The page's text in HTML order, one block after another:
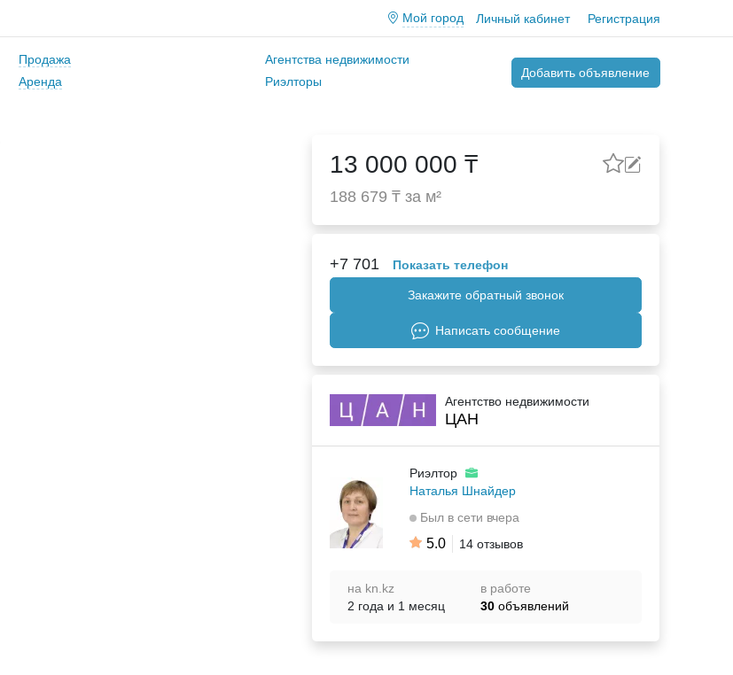
Мой город Личный кабинет Регистрация
Продажа
Аренда
Агентства недвижимости
Риэлторы
Добавить объявление
13 000 000 ₸
188 679 ₸ за м²
+7 701 Показать телефон
Закажите обратный звонок
Написать сообщение
Агентство недвижимости
ЦАН
Риэлтор
Наталья Шнайдер
Был в сети вчера
5.0 14 отзывов
на kn.kz
2 года и 1 месяц
в работе
30объявлений